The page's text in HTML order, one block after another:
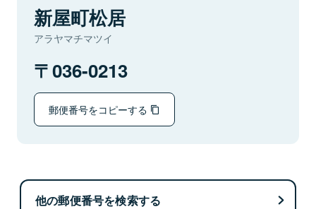
新屋町松居
アラヤマチマツイ
036-0213
郵便番号をコピーする
他の郵便番号を検索する